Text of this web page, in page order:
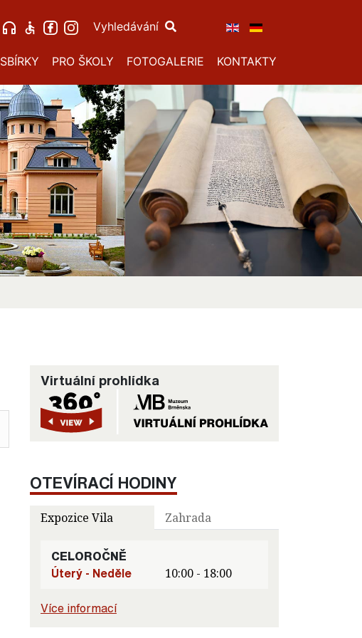
Vyhledávání
SBÍRKY PRO ŠKOLY FOTOGALERIE KONTAKTY
Virtuální prohlídka
OTEVÍRACÍ HODINY
Expozice Vila Zahrada
CELOROČNĚ
Úterý - Neděle
10:00 - 18:00
Více informací